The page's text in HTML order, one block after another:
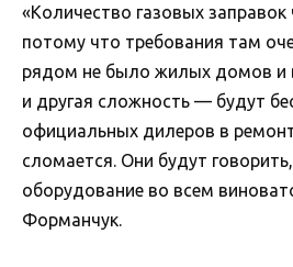
«Количество газовых
потому что требования там
рядом не было жилых домов и
и другая сложность — будут
официальных дилеров в
сломается. Они будут
оборудование во всем
Форманчук.